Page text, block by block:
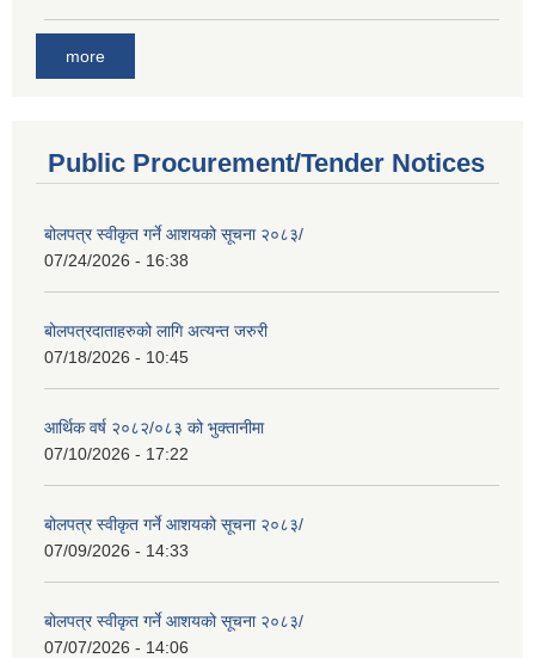
more
Public Procurement/Tender Notices
बोलपत्र स्वीकृत गर्ने आशयको सूचना २०८३/
07/24/2026 - 16:38
बोलपत्रदाताहरुको लागि अत्यन्त जरुरी
07/18/2026 - 10:45
आर्थिक वर्ष २०८२/०८३ को भुक्तानीमा
07/10/2026 - 17:22
बोलपत्र स्वीकृत गर्ने आशयको सूचना २०८३/
07/09/2026 - 14:33
बोलपत्र स्वीकृत गर्ने आशयको सूचना २०८३/
07/07/2026 - 14:06